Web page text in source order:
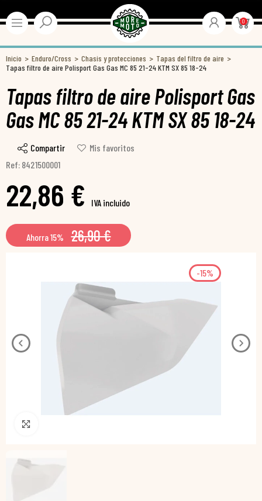
0
Inicio Enduro/Cross Chasis y protecciones
Tapas del filtro de aire
Tapas filtro de aire Polisport Gas Gas MC 85 21-24 KTM SX 85 18-24
Tapas filtro de aire Polisport Gas
Gas MC 85 21-24 KTM SX 85 18-24
Compartir
Mis favoritos
Ref: 8421500001
22,86 € IVA incluido
Ahorra 15% 26,90 €
-15%